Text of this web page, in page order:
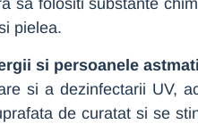
pielea.
si persoanele
si a dezinfectarii UV,
de curatat si se